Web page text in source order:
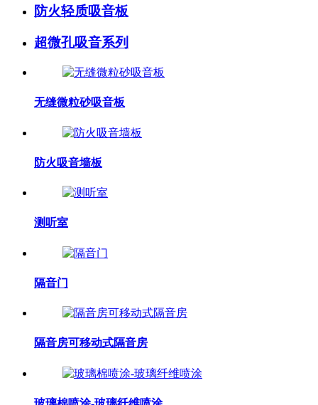
防火轻质吸音板
超微孔吸音系列
无缝微粒砂吸音板
防火吸音墙板
测听室
隔音门
隔音房可移动式隔音房